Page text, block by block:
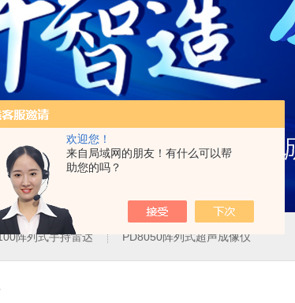
欢迎您！
来自局域网的朋友！有什么可以帮
助您的吗？
阵列式手持雷达 PD8050阵列式超声成像仪